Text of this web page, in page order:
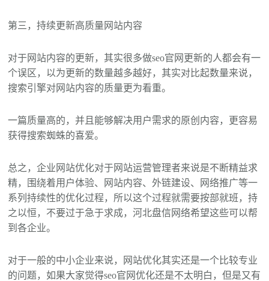
第三，持续更新高质量网站内容
对于网站内容的更新，其实很多做seo官网更新的人都会有一
个误区，以为更新的数量越多越好，其实对比起数量来说，
搜索引擎对网站内容的质量更为看重。
一篇质量高的，并且能够解决用户需求的原创内容，更容易
获得搜索蜘蛛的喜爱。
总之，企业网站优化对于网站运营管理者来说是不断精益求
精，围绕着用户体验、网站内容、外链建设、网络推广等一
系列持续性的优化过程，所以这个过程就需要按部就班，持
之以恒，不要过于急于求成，河北盘信网络希望这些可以帮
到各企业。
对于一般的中小企业来说，网站优化其实还是一个比较专业
的问题，如果大家觉得seo官网优化还是不太明白，但是又有